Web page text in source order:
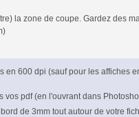
la zone de coupe. Gardez des
en 600 dpi (sauf pour les affiches
vos pdf (en l'ouvrant dans
de 3mm tout autour de votre